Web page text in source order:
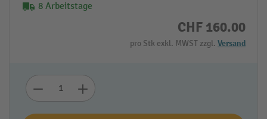
8 Arbeitstage
CHF 160.00
pro Stk exkl. MWST zzgl. Versand